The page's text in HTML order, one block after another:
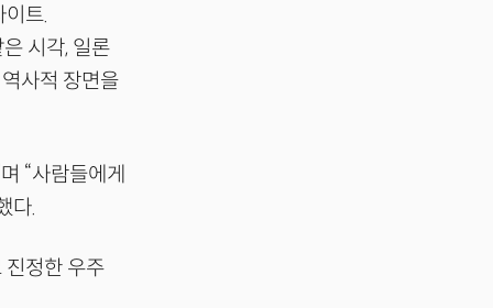
트.
시각, 일론
사적 장면을
“사람들에게
다.
진정한 우주